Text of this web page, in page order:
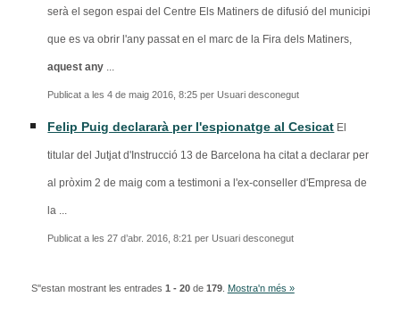
serà el segon espai del Centre Els Matiners de difusió del municipi
que es va obrir l'any passat en el marc de la Fira dels Matiners,
aquest any ...
Publicat a les 4 de maig 2016, 8:25 per Usuari desconegut
Felip Puig declararà per l'espionatge al Cesicat El
titular del Jutjat d'Instrucció 13 de Barcelona ha citat a declarar per
al pròxim 2 de maig com a testimoni a l'ex-conseller d'Empresa de
la ...
Publicat a les 27 d’abr. 2016, 8:21 per Usuari desconegut
S''estan mostrant les entrades 1 - 20de 179. Mostra'n més »